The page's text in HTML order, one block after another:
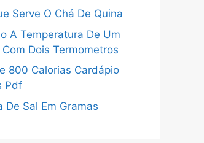
Serve O Chá De Quina
A Temperatura De Um
Dois Termometros
800 Calorias Cardápio
Pdf
De Sal Em Gramas